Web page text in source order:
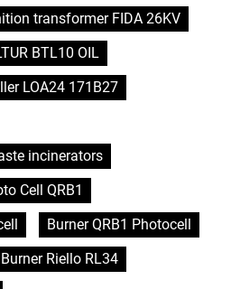
transformer FIDA 26KV
BTL10 OIL
LOA24 171B27
incinerators
Cell QRB1
Burner QRB1 Photocell
Burner Riello RL34